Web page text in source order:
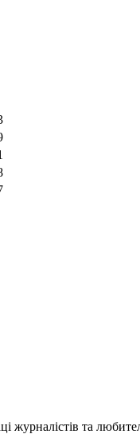
журналістів та